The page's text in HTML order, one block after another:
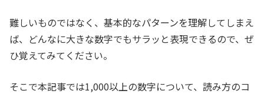
難しいものではなく、基本的なパターンを理解してしまえ
ば、どんなに大きな数字でもサラッと表現できるので、ぜ
ひ覚えてみてください。
そこで本記事では1,000以上の数字について、読み方のコ